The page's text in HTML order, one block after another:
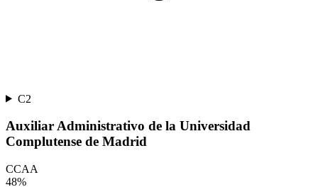
C2
Auxiliar Administrativo de la Universidad
Complutense de Madrid
CCAA
48%